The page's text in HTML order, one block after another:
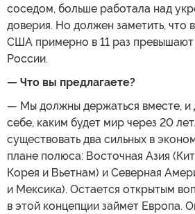
соседом, больше работала над
доверия. Но должен заметить, что
США примерно в 11 раз
России.
— Что вы предлагаете?
— Мы должны держаться вместе, и
себе, каким будет мир через 20
существовать два сильных в
плане полюса: Восточная Азия
Корея и Вьетнам) и Северная
и Мексика). Остается открытым
в этой концепции займет Европа.